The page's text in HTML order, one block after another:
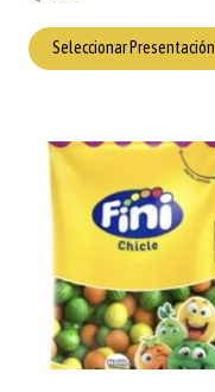
Seleccionar Presentación